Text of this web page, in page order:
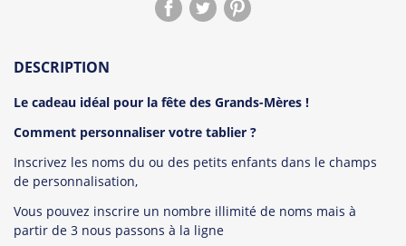
DESCRIPTION
Le cadeau idéal pour la fête des Grands-Mères !
Comment personnaliser votre tablier ?
Inscrivez les noms du ou des petits enfants dans le champs
de personnalisation,
Vous pouvez inscrire un nombre illimité de noms mais à
partir de 3 nous passons à la ligne